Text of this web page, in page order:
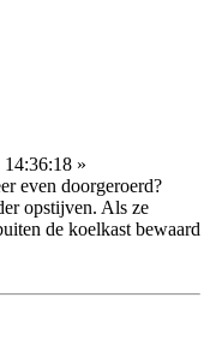
14:36:18 »
even doorgeroerd?
opstijven. Als ze
de koelkast bewaard